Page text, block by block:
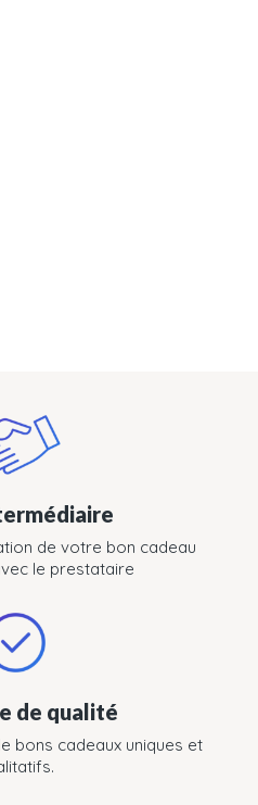
de votre bon cadeau
le prestataire
de qualité
bons cadeaux uniques et